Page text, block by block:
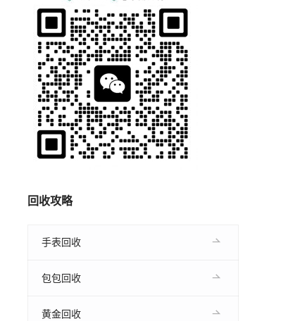
回收攻略
手表回收
包包回收
黄金回收